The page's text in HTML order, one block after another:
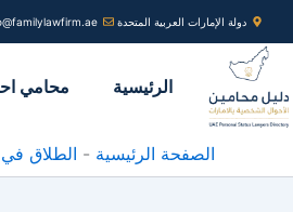
تخطي
إلى
المحتوى
دولة الإمارات العربية المتحدة
الرئيسية محامي
الصفحة الرئيسية - الطلاق في